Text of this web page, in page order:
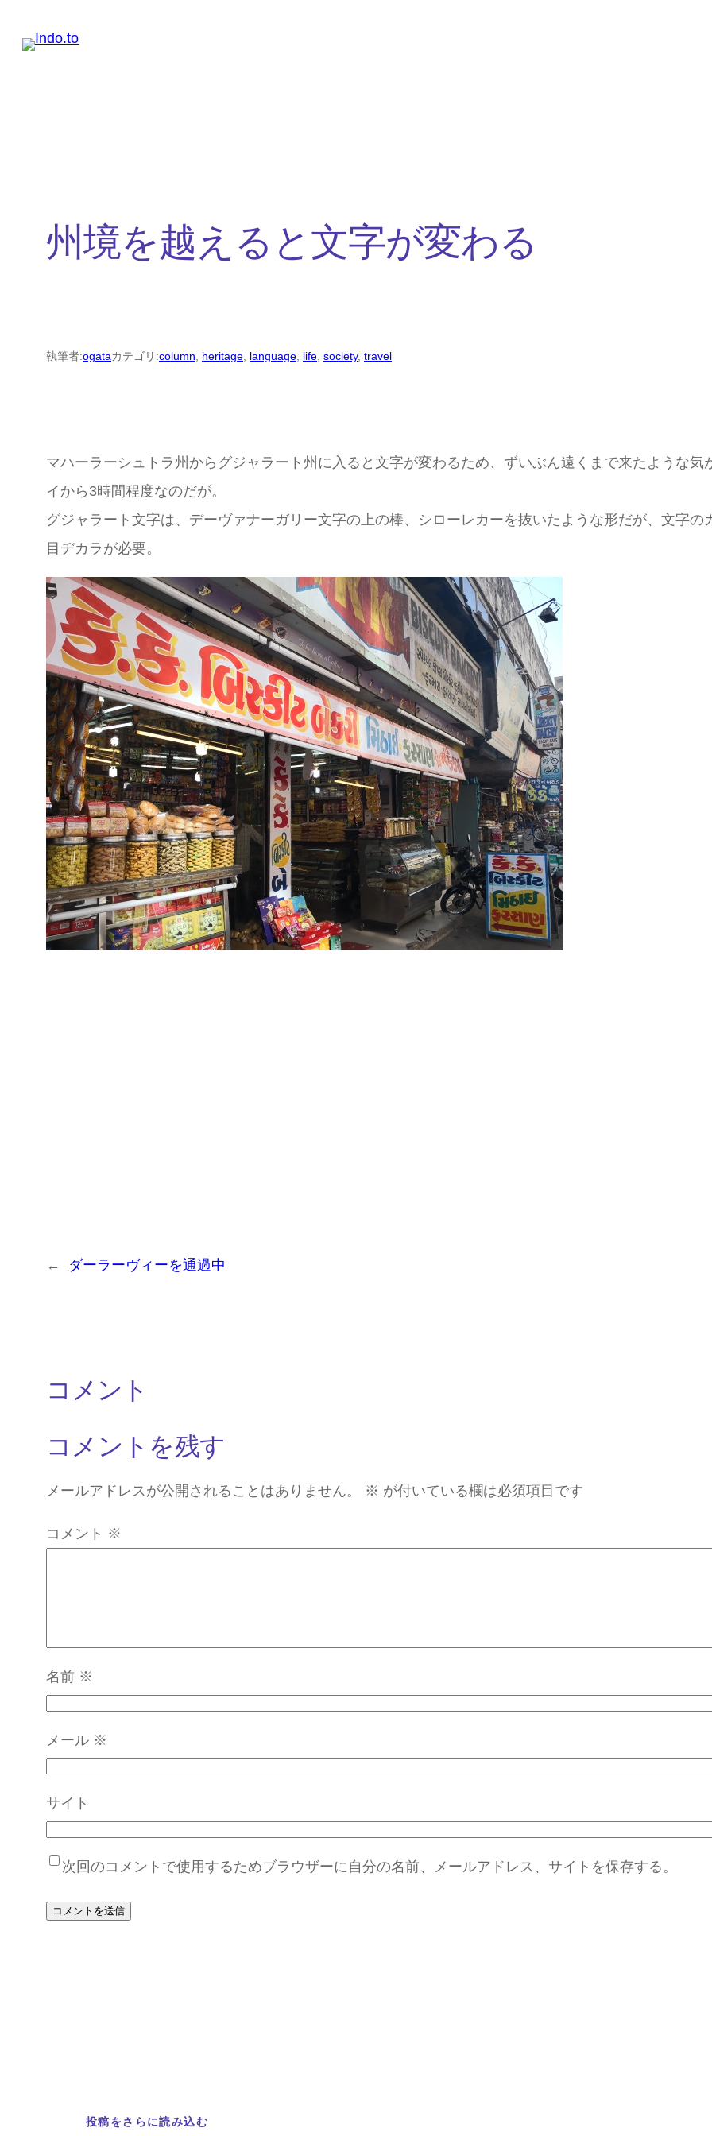
州境を越えると文字が変わる
執筆者:ogataカテゴリ:column, heritage, language, life, society, travel
マハーラーシュトラ州からグジャラート州に入ると文字が変わるため、ずいぶん遠くまで来たような
イから3時間程度なのだが。
グジャラート文字は、デーヴァナーガリー文字の上の棒、シローレカーを抜いたような形だが、文字
目ヂカラが必要。
← ダーラーヴィーを通過中
コメント
コメントを残す
メールアドレスが公開されることはありません。 ※ が付いている欄は必須項目です
コメント ※
名前 ※
メール ※
サイト
次回のコメントで使用するためブラウザーに自分の名前、メールアドレス、サイトを保存する。
投稿をさらに読み込む